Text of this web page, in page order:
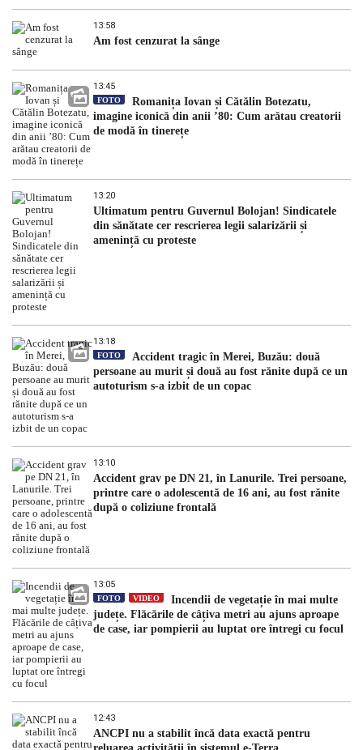
13:58
Am fost cenzurat la sânge
13:45
FOTO
Romanița Iovan și Cătălin Botezatu,
imagine iconică din anii ’80: Cum arătau creatorii
de modă în tinerețe
13:20
Ultimatum pentru Guvernul Bolojan! Sindicatele
din sănătate cer rescrierea legii salarizării și
amenință cu proteste
13:18
FOTO
Accident tragic în Merei, Buzău: două
persoane au murit și două au fost rănite după ce un
autoturism s-a izbit de un copac
13:10
Accident grav pe DN 21, în Lanurile. Trei persoane,
printre care o adolescentă de 16 ani, au fost rănite
după o coliziune frontală
13:05
FOTO VIDEO
Incendii de vegetație în mai multe
județe. Flăcările de câțiva metri au ajuns aproape
de case, iar pompierii au luptat ore întregi cu focul
12:43
ANCPI nu a stabilit încă data exactă pentru